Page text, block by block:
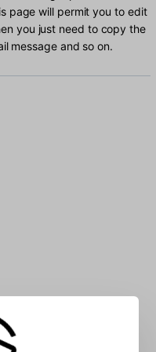
page will permit you to edit
you just need to copy the
message and so on.
into the box: